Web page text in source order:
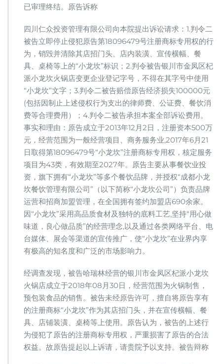
已审理终结。原告诉称
四川仁众投资管理有限公司向本院提出诉讼请求：1.判令二
被告立即停止侵犯原告第18096479号注册商标专用权的行
为，销毁并清除其店招门头、店内装潢、宣传横幅、餐
具、桌椅等上的“小龙坎”标识；2.判令被告银川市金凤区杞
派小龙坎火锅店变更企业登记字号，不得在其字号中使用
“小龙坎”文字；3.判令二被告赔偿原告经济损失100000元
(包括因制止上述侵权行为支出的律师费、公证费、餐饮消
费等合理费用）；4.判令二被告承担本案全部诉讼费用。
事实和理由：原告成立于2013年12月2日，注册资本500万
元，经营范围为一般经营项目、商务服务业,2017年6月21
日取得第18096479号“小龙坎”注册商标专用权，核定服务
项目为43类，有效期至2027年。原告主要从事餐饮业投
资，旗下拥有“小龙坎”等多个餐饮品牌，并授权“成都小龙
坎餐饮管理有限公司”（以下简称“小龙坎公司”）负责品牌
运营和招商加盟管理，在全国拥有签约加盟店690余家。
因“小龙坎”采用高品质食材及独特的底料工艺,坚持“用心做
味道，良心做品质”的经营理念,以及通过各类网络平台、电
台媒体、展会等渠道的宣传推广，使“小龙坎”在业界内享
有极高的知名度和广泛的市场影响力。
经调查发现，被告哈瑞林经营的银川市金凤区杞派小龙坎
火锅店成立于2018年08月30日，经营范围为火锅制售，
预包装食品的销售。被告未经原告许可，擅自将原告享有
的注册商标“小龙坎”作为其店招门头，并在宣传横幅、餐
具、店铺装潢、桌椅等上使用。原告认为，被告的上述行
为侵犯了原告的注册商标专用权，严重损害了原告的合法
权益。故原告提起以上诉请，请贵院予以支持。被告辩称